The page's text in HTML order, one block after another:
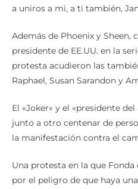
a uniros a mi, a ti también,
Además de Phoenix y
presidente de EE.UU. en la
protesta acudieron las
Raphael, Susan Sarandon y
El «Joker» y el «presidente
junto a otro centenar de
la manifestación contra el
Una protesta en la que
por el peligro de que haya